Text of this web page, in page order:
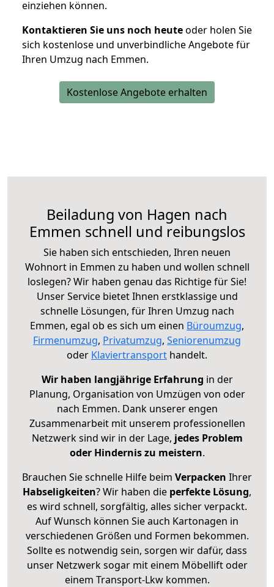
einziehen können.
Kontaktieren Sie uns noch heuteoder holen Sie
sich kostenlose und unverbindliche Angebote für
Ihren Umzug nach Emmen.
Kostenlose Angebote erhalten
Beiladung von Hagen nach
Emmen schnell und reibungslos
Sie haben sich entschieden, Ihren neuen
Wohnort in Emmen zu haben und wollen schnell
loslegen? Wir haben genau das Richtige für Sie!
Unser Service bietet Ihnen erstklassige und
schnelle Lösungen, für Ihren Umzug nach
Emmen, egal ob es sich um einen Büroumzug,
Firmenumzug, Privatumzug, Seniorenumzug
oder Klaviertransport handelt.
Wir haben langjährige Erfahrung in der
Planung, Organisation von Umzügen von oder
nach Emmen. Dank unserer engen
Zusammenarbeit mit unserem professionellen
Netzwerk sind wir in der Lage, jedes Problem
oder Hindernis zu meistern.
Brauchen Sie schnelle Hilfe beim Verpacken Ihrer
Habseligkeiten? Wir haben die perfekte Lösung,
es wird schnell, sorgfältig, alles sicher verpackt.
Auf Wunsch können Sie auch Kartonagen in
verschiedenen Größen und Formen bekommen.
Sollte es notwendig sein, sorgen wir dafür, dass
unser Netzwerk sogar mit einem Möbellift oder
einem Transport-Lkw kommen.